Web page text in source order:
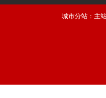
城市分站： 主